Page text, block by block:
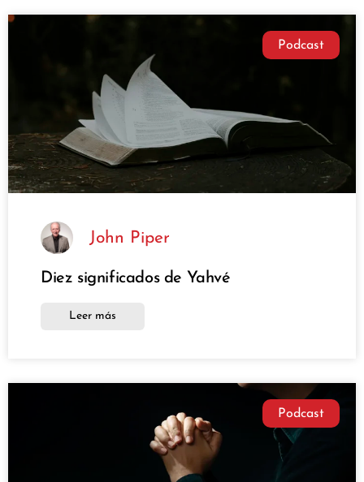
Podcast
John Piper
Diez significados de Yahvé
Leer más
Podcast